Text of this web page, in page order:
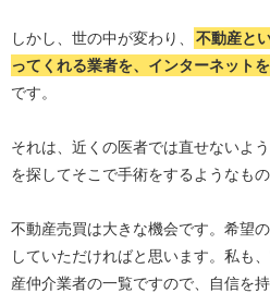
しかし、世の中が変わり、
不動産と
ってくれる業者を、インターネット
です。
それは、近くの医者では直せないよ
を探してそこで手術をするようなもの
不動産売買は大きな機会です。希望
していただければと思います。私も
産仲介業者の一覧ですので、自信を